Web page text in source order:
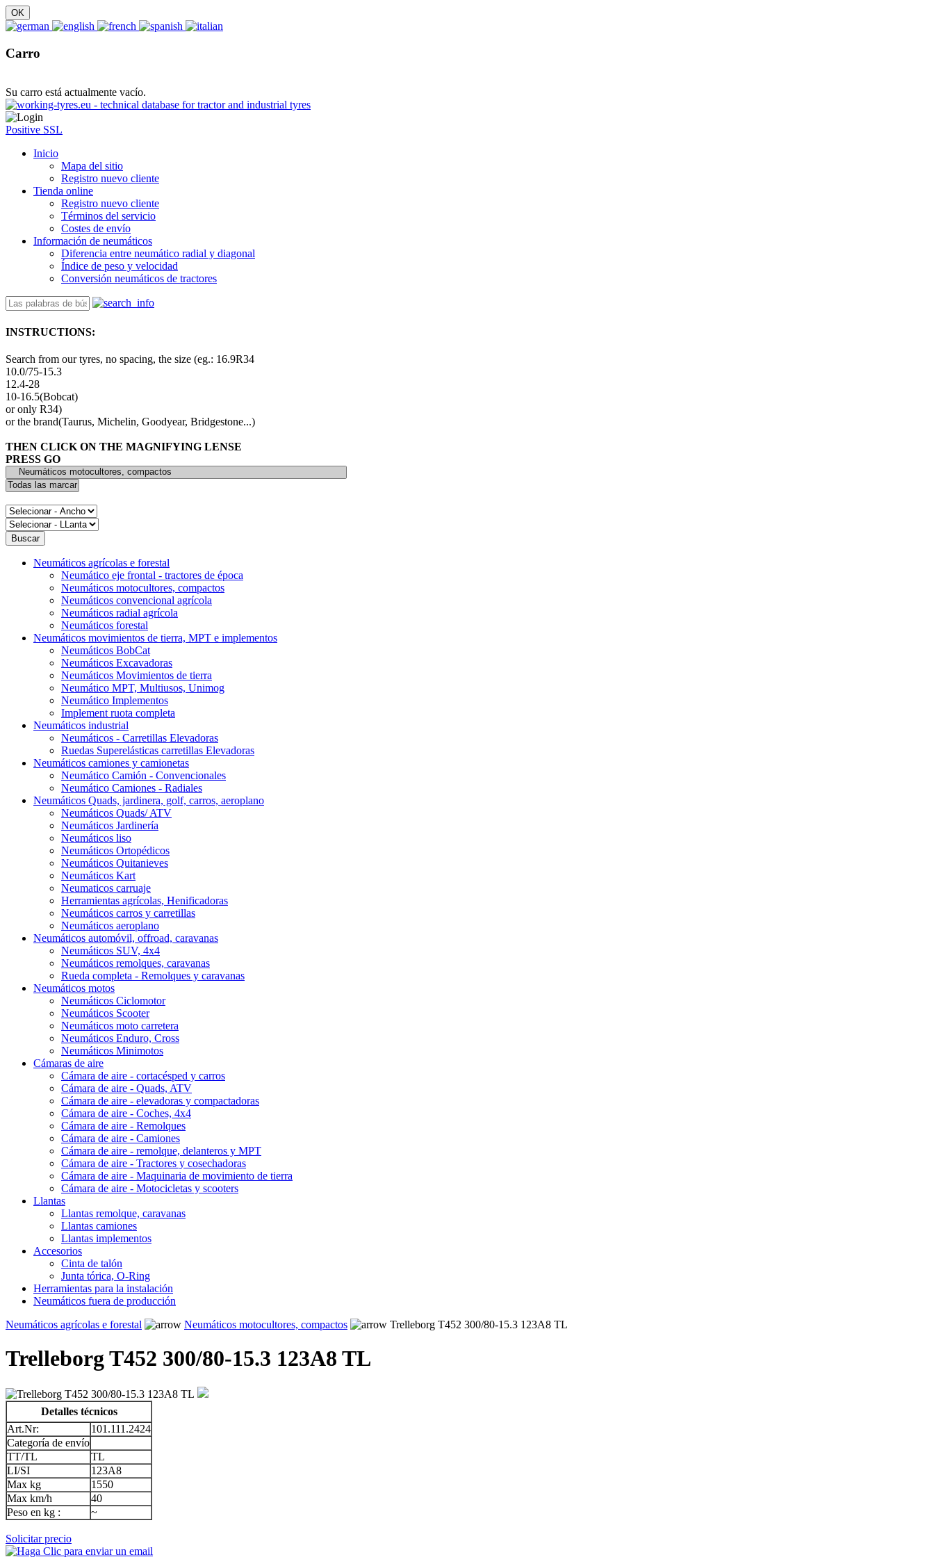
Carro
Su carro está actualmente vacío.
Positive SSL
Inicio
Mapa del sitio
Registro nuevo cliente
Tienda online
Registro nuevo cliente
Términos del servicio
Costes de envío
Información de neumáticos
Diferencia entre neumático radial y diagonal
Índice de peso y velocidad
Conversión neumáticos de tractores
INSTRUCTIONS:
Search from our tyres, no spacing, the size (eg.: 16.9R34
10.0/75-15.3
12.4-28
10-16.5(Bobcat)
or only R34)
or the brand(Taurus, Michelin, Goodyear, Bridgestone...)
THEN CLICK ON THE MAGNIFYING LENSE
PRESS GO
Neumáticos agrícolas e forestal
Neumático eje frontal - tractores de época
Neumáticos motocultores, compactos
Neumáticos convencional agrícola
Neumáticos radial agrícola
Neumáticos forestal
Neumáticos movimientos de tierra, MPT e implementos
Neumáticos BobCat
Neumáticos Excavadoras
Neumáticos Movimientos de tierra
Neumático MPT, Multiusos, Unimog
Neumático Implementos
Implement ruota completa
Neumáticos industrial
Neumáticos - Carretillas Elevadoras
Ruedas Superelásticas carretillas Elevadoras
Neumáticos camiones y camionetas
Neumático Camión - Convencionales
Neumático Camiones - Radiales
Neumáticos Quads, jardinera, golf, carros, aeroplano
Neumáticos Quads/ ATV
Neumáticos Jardinería
Neumáticos liso
Neumáticos Ortopédicos
Neumáticos Quitanieves
Neumáticos Kart
Neumaticos carruaje
Herramientas agrícolas, Henificadoras
Neumáticos carros y carretillas
Neumáticos aeroplano
Neumáticos automóvil, offroad, caravanas
Neumáticos SUV, 4x4
Neumáticos remolques, caravanas
Rueda completa - Remolques y caravanas
Neumáticos motos
Neumáticos Ciclomotor
Neumáticos Scooter
Neumáticos moto carretera
Neumáticos Enduro, Cross
Neumáticos Minimotos
Cámaras de aire
Cámara de aire - cortacésped y carros
Cámara de aire - Quads, ATV
Cámara de aire - elevadoras y compactadoras
Cámara de aire - Coches, 4x4
Cámara de aire - Remolques
Cámara de aire - Camiones
Cámara de aire - remolque, delanteros y MPT
Cámara de aire - Tractores y cosechadoras
Cámara de aire - Maquinaria de movimiento de tierra
Cámara de aire - Motocicletas y scooters
Llantas
Llantas remolque, caravanas
Llantas camiones
Llantas implementos
Accesorios
Cinta de talón
Junta tórica, O-Ring
Herramientas para la instalación
Neumáticos fuera de producción
Neumáticos agrícolas e forestal
Neumáticos motocultores, compactos Trelleborg T452 300/80-15.3 123A8 TL
Trelleborg T452 300/80-15.3 123A8 TL
Detalles técnicos
Art.Nr:
101.111.2424
Categoría de envío
TT/TL
TL
LI/SI
123A8
Max kg
1550
Max km/h
40
Peso en kg :
~
Solicitar precio